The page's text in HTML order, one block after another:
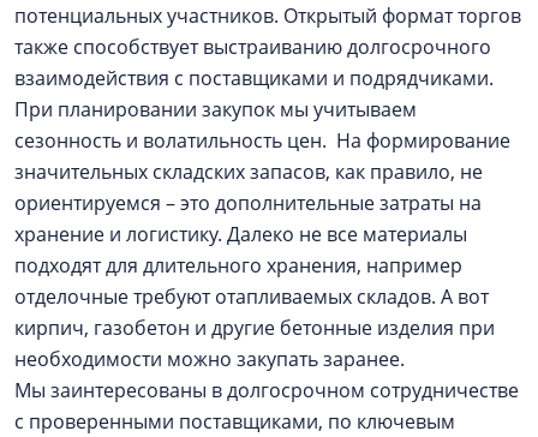
потенциальных участников. Открытый формат торгов
также способствует выстраиванию долгосрочного
взаимодействия с поставщиками и подрядчиками.
При планировании закупок мы учитываем
сезонность и волатильность цен. На формирование
значительных складских запасов, как правило, не
ориентируемся – это дополнительные затраты на
хранение и логистику. Далеко не все материалы
подходят для длительного хранения, например
отделочные требуют отапливаемых складов. А вот
кирпич, газобетон и другие бетонные изделия при
необходимости можно закупать заранее.
Мы заинтересованы в долгосрочном сотрудничестве
с проверенными поставщиками, по ключевым